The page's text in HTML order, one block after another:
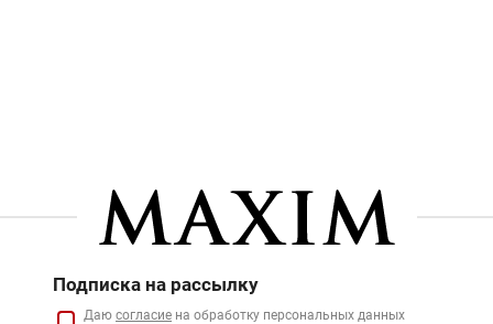
Подписка на рассылку
Даю согласие на обработку персональных данных